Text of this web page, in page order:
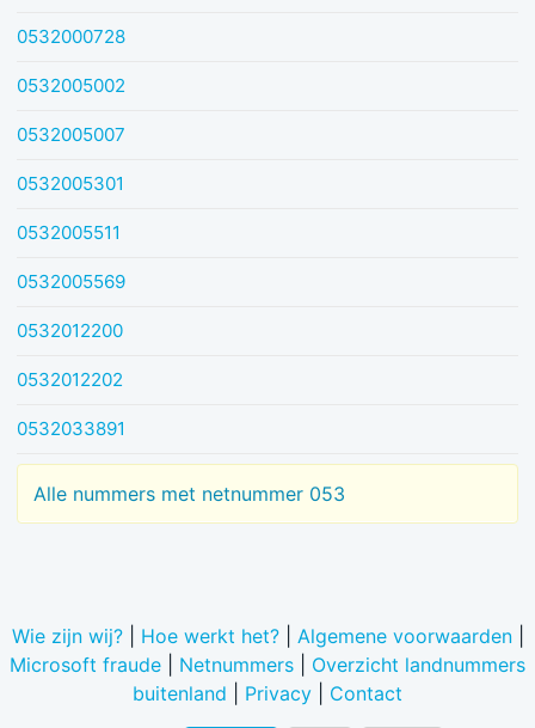
0532000728
0532005002
0532005007
0532005301
0532005511
0532005569
0532012200
0532012202
0532033891
Alle nummers met netnummer 053
Wie zijn wij?| Hoe werkt het?| Algemene voorwaarden|
Microsoft fraude
Netnummers
Overzicht landnummers
buitenland
Privacy Contact